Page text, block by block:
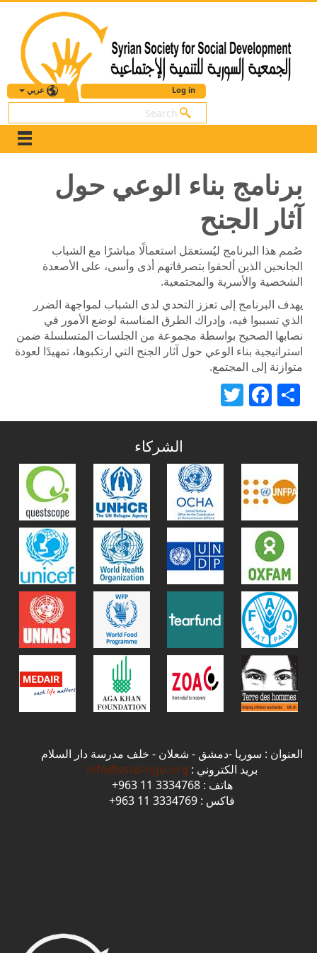
عربي Log in
بحث
برنامج بناء الوعي حول
آثار الجنح
صُمم هذا البرنامج ليُستعمَل استعمالًا مباشرًا مع الشباب
الجانحين الذين ألحقوا بتصرفاتهم أذى وأسى، على الأصعدة
الشخصية والأسرية والمجتمعية.
يهدف البرنامج إلى تعزز التحدي لدى الشباب لمواجهة الضرر
الذي تسببوا فيه، وإدراك الطرق المناسبة لوضع الأمور في
نصابها الصحيح بواسطة مجموعة من الجلسات المتسلسلة ضمن
استراتيجية بناء الوعي حول آثار الجنح التي ارتكبوها، تمهيدًا لعودة
متوازنة إلى المجتمع.
Share
Facebook
الشركاء
العنوان : سوريا -دمشق - شعلان - خلف مدرسة دار السلام
بريد الكتروني : info@sssd-ngo.org
هاتف : 3334768 11 963+
فاكس : 3334769 11 963+